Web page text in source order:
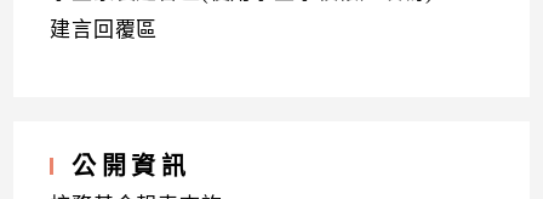
建言回覆區
公開資訊